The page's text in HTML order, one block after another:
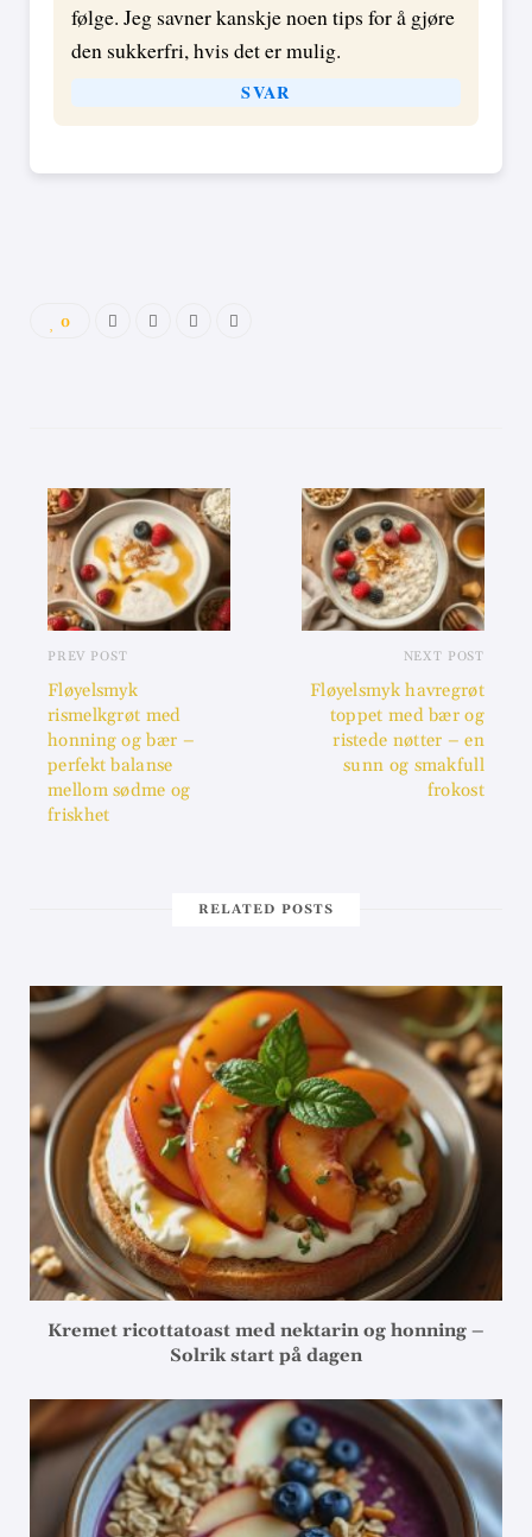
følge. Jeg savner kanskje noen tips for å gjøre
den sukkerfri, hvis det er mulig.
SVAR
0
PREV POST
Fløyelsmyk
rismelkgrøt med
honning og bær –
perfekt balanse
mellom sødme og
friskhet
NEXT POST
Fløyelsmyk havregrøt
toppet med bær og
ristede nøtter – en
sunn og smakfull
frokost
RELATED POSTS
Kremet ricottatoast med nektarin og honning –
Solrik start på dagen